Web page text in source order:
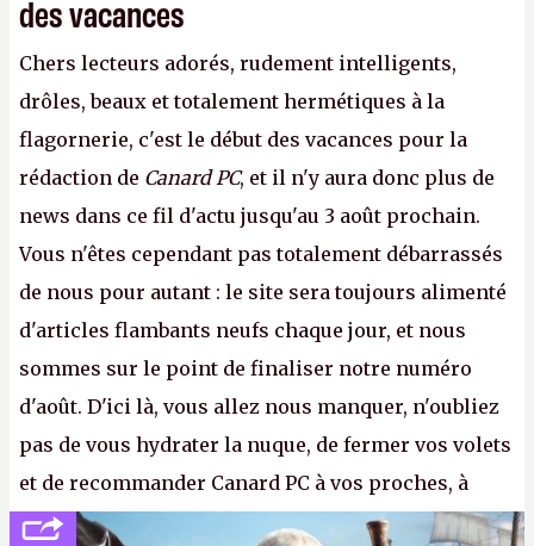
des vacances
Chers lecteurs adorés, rudement intelligents,
drôles, beaux et totalement hermétiques à la
flagornerie, c'est le début des vacances pour la
rédaction de Canard PC, et il n'y aura donc plus de
news dans ce fil d'actu jusqu'au 3 août prochain.
Vous n'êtes cependant pas totalement débarrassés
de nous pour autant : le site sera toujours alimenté
d'articles flambants neufs chaque jour, et nous
sommes sur le point de finaliser notre numéro
d'août. D'ici là, vous allez nous manquer, n'oubliez
pas de vous hydrater la nuque, de fermer vos volets
et de recommander Canard PC à vos proches, à
votre famille et aux inconnus que vous croisez